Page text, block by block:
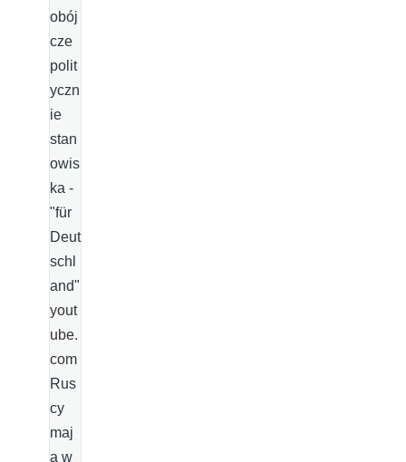
obój
cze
polit
yczn
ie
stan
owis
ka -
"für
Deut
schl
and"
yout
ube.
com
Rus
cy
maj
ą w